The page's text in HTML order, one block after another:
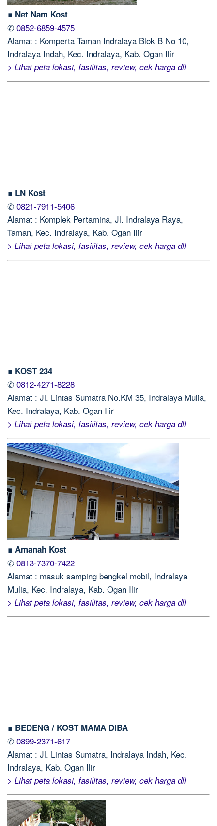
∎ Net Nam Kost
✆ 0852-6859-4575
Alamat : Komperta Taman Indralaya Blok B No 10,
Indralaya Indah, Kec. Indralaya, Kab. Ogan Ilir
> Lihat peta lokasi, fasilitas, review, cek harga dll
∎ LN Kost
✆ 0821-7911-5406
Alamat : Komplek Pertamina, Jl. Indralaya Raya,
Taman, Kec. Indralaya, Kab. Ogan Ilir
> Lihat peta lokasi, fasilitas, review, cek harga dll
∎ KOST 234
✆ 0812-4271-8228
Alamat : Jl. Lintas Sumatra No.KM 35, Indralaya Mulia,
Kec. Indralaya, Kab. Ogan Ilir
> Lihat peta lokasi, fasilitas, review, cek harga dll
∎ Amanah Kost
✆ 0813-7370-7422
Alamat : masuk samping bengkel mobil, Indralaya
Mulia, Kec. Indralaya, Kab. Ogan Ilir
> Lihat peta lokasi, fasilitas, review, cek harga dll
∎ BEDENG / KOST MAMA DIBA
✆ 0899-2371-617
Alamat : Jl. Lintas Sumatra, Indralaya Indah, Kec.
Indralaya, Kab. Ogan Ilir
> Lihat peta lokasi, fasilitas, review, cek harga dll